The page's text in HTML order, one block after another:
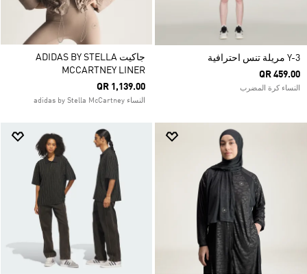
Y-3 مريلة تنس احترافية
QR 459.00
النساء كرة المضرب
جاكيت ADIDAS BY STELLA
MCCARTNEY LINER
QR 1,139.00
النساء adidas by Stella McCartney